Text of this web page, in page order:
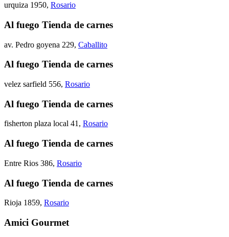
urquiza 1950, Rosario
Al fuego Tienda de carnes
av. Pedro goyena 229, Caballito
Al fuego Tienda de carnes
velez sarfield 556, Rosario
Al fuego Tienda de carnes
fisherton plaza local 41 , Rosario
Al fuego Tienda de carnes
Entre Rios 386, Rosario
Al fuego Tienda de carnes
Rioja 1859, Rosario
Amici Gourmet